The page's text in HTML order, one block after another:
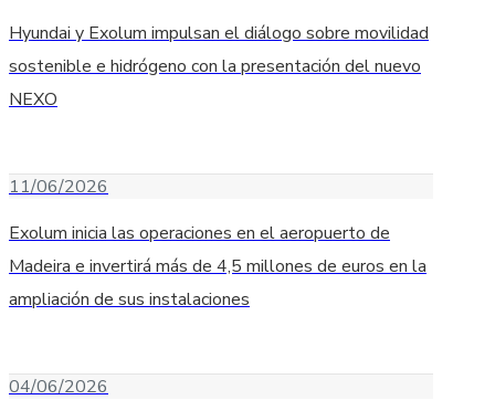
Hyundai y Exolum impulsan el diálogo sobre movilidad
sostenible e hidrógeno con la presentación del nuevo
NEXO
11/06/2026
Exolum inicia las operaciones en el aeropuerto de
Madeira e invertirá más de 4,5 millones de euros en la
ampliación de sus instalaciones
04/06/2026